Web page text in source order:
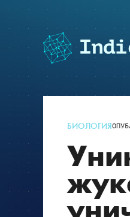
БИОЛОГИЯ